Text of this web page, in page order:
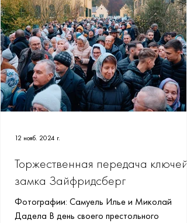
Торжественная передача ключей
замка Зайфридсберг
Фотографии: Самуель Илье и Миколай
Дадела В день своего престольного
12 нояб. 2024 г.